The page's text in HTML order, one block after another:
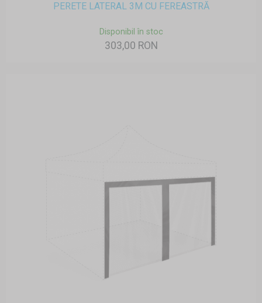
PERETE LATERAL 3M CU FEREASTRĂ
Disponibil în stoc
303,00 RON